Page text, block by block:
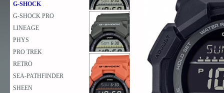
G-SHOCK
G-SHOCK PRO
LINEAGE
PHYS
PRO TREK
RETRO
SEA-PATHFINDER
SHEEN